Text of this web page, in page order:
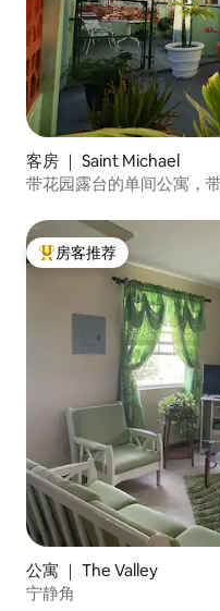
客房 ｜ Saint Michael
带花园露台的单间公寓，
热门「房客推荐」
房客推荐
公寓 ｜ The Valley
宁静角